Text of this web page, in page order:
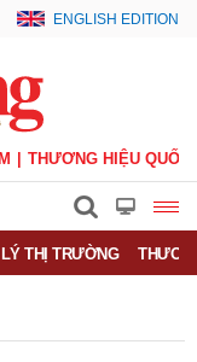
ENGLISH EDITION
THƯƠNG HIỆU QUỐC
THỊ TRƯỜNG